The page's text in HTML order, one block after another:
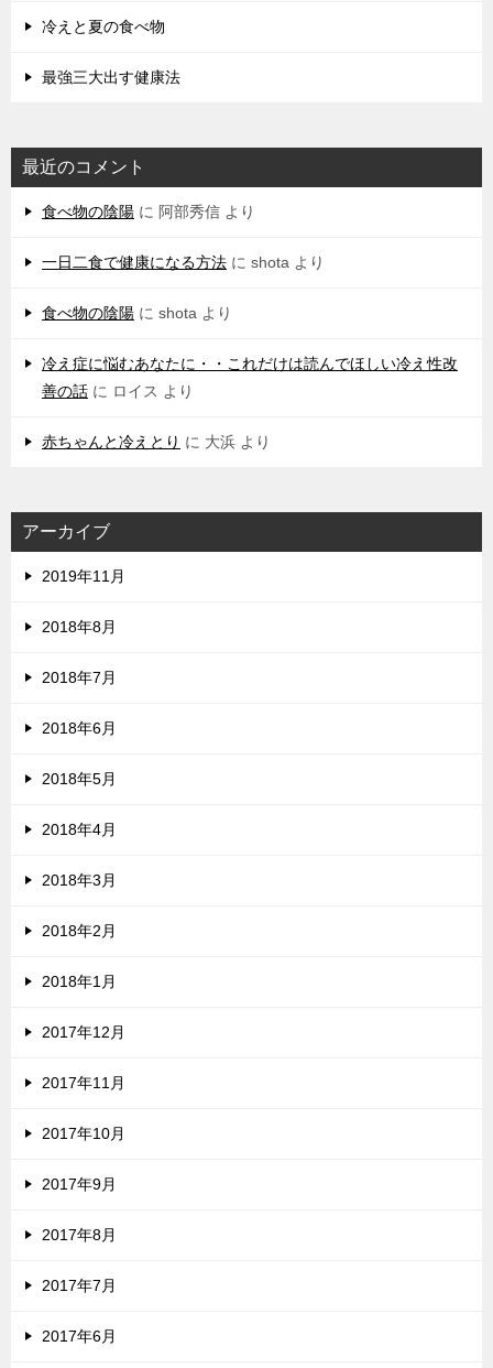
冷えと夏の食べ物
最強三大出す健康法
最近のコメント
食べ物の陰陽 に 阿部秀信 より
一日二食で健康になる方法 に shota より
食べ物の陰陽 に shota より
冷え症に悩むあなたに・・これだけは読んでほしい冷え性改
善の話 に ロイス より
赤ちゃんと冷えとり に 大浜 より
アーカイブ
2019年11月
2018年8月
2018年7月
2018年6月
2018年5月
2018年4月
2018年3月
2018年2月
2018年1月
2017年12月
2017年11月
2017年10月
2017年9月
2017年8月
2017年7月
2017年6月